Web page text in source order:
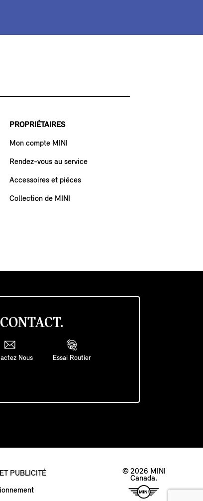
PROPRIÉTAIRES
Mon compte MINI
Rendez-vous au service
Accessoires et piéces
Collection de MINI
Nous Essai Routier
PUBLICITÉ
© 2026 MINI
Canada.